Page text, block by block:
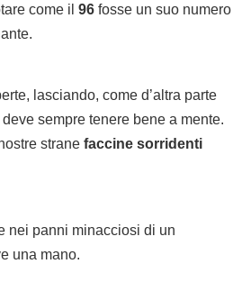
come il 96 fosse un suo numero
lasciando, come d’altra parte
sempre tenere bene a mente.
strane faccine sorridenti
nei panni minacciosi di un
una mano.